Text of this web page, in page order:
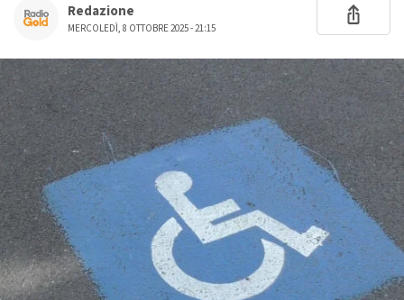
Redazione
MERCOLEDÌ, 8 OTTOBRE 2025 - 21:15